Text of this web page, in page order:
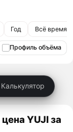
Год Всё время
Профиль объёма
Калькулятор
YUJI за